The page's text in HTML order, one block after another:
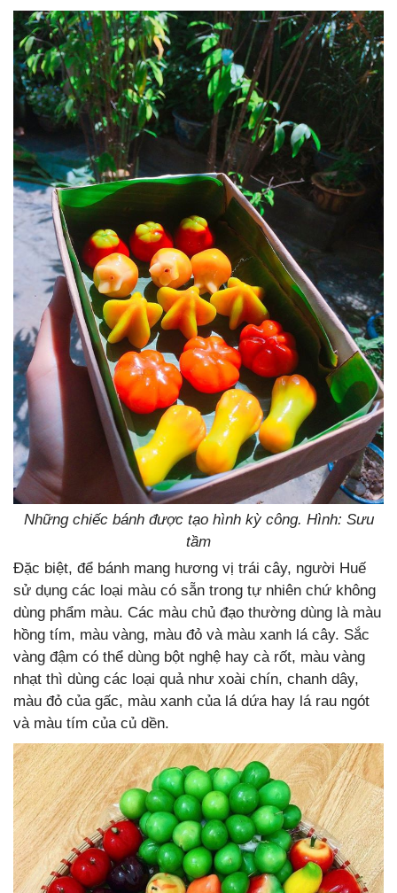
Những chiếc bánh được tạo hình kỳ công. Hình: Sưu
tầm
Đặc biệt, để bánh mang hương vị trái cây, người Huế
sử dụng các loại màu có sẵn trong tự nhiên chứ không
dùng phẩm màu. Các màu chủ đạo thường dùng là màu
hồng tím, màu vàng, màu đỏ và màu xanh lá cây. Sắc
vàng đậm có thể dùng bột nghệ hay cà rốt, màu vàng
nhạt thì dùng các loại quả như xoài chín, chanh dây,
màu đỏ của gấc, màu xanh của lá dứa hay lá rau ngót
và màu tím của củ dền.